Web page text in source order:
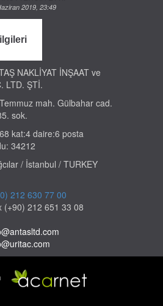
2019, 23:49
NAKLİYAT İNŞAAT ve
LTD. ŞTİ.
mah. Gülbahar cad.
sok.
kat:4 daire:6 posta
34212
/ İstanbul / TURKEY
212 630 77 00
(+90) 212 651 33 08